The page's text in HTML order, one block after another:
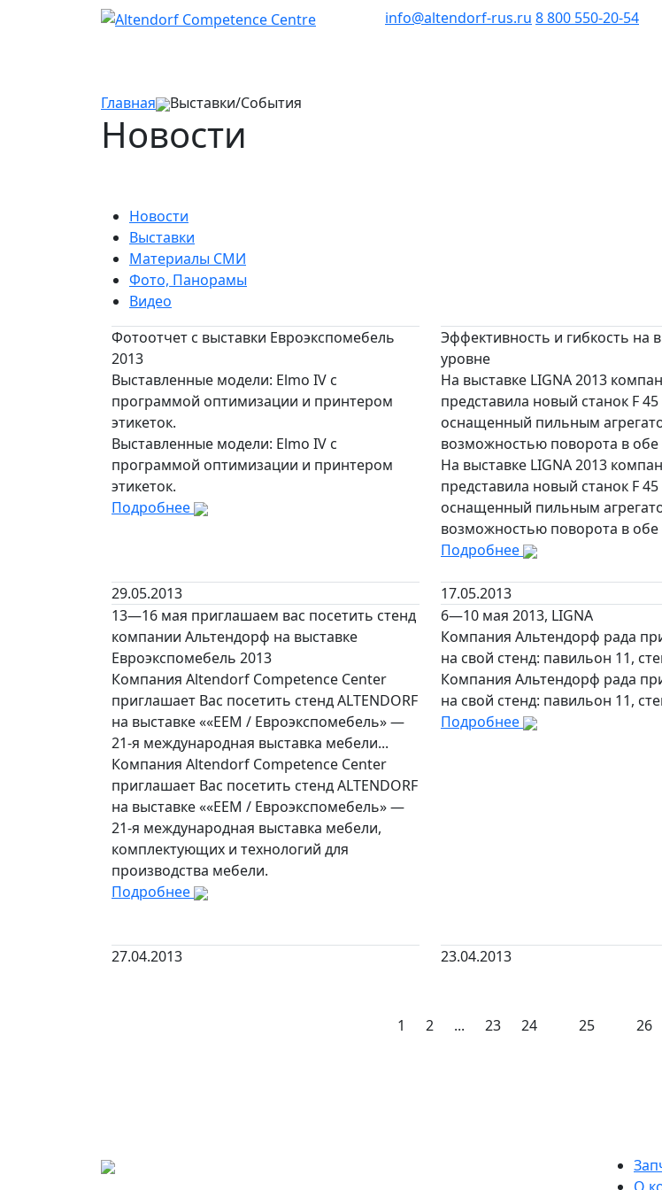
info@altendorf-rus.ru 8 800 550-20-54
Главная Выставки/События
Новости
Новости
Выставки
Материалы СМИ
Фото, Панорамы
Видео
Фотоотчет с выставки Евроэкспомебель
2013
Выставленные модели: Elmo IV с
программой оптимизации и принтером
этикеток.
Выставленные модели: Elmo IV с
программой оптимизации и принтером
этикеток.
Подробнее
29.05.2013
Эффективность и гибкость на
уровне
На выставке LIGNA 2013
представила новый станок F 45
оснащенный пильным
возможностью поворота в обе
На выставке LIGNA 2013
представила новый станок F 45
оснащенный пильным
возможностью поворота в обе
Подробнее
17.05.2013
13—16 мая приглашаем вас посетить стенд
компании Альтендорф на выставке
Евроэкспомебель 2013
Компания Altendorf Competence Center
приглашает Вас посетить стенд ALTENDORF
на выставке ««ЕЕМ / Евроэкспомебель» —
21-я международная выставка мебели...
Компания Altendorf Competence Center
приглашает Вас посетить стенд ALTENDORF
на выставке ««ЕЕМ / Евроэкспомебель» —
21-я международная выставка мебели,
комплектующих и технологий для
производства мебели.
Подробнее
27.04.2013
6—10 мая 2013, LIGNA
Компания Альтендорф рада
на свой стенд: павильон 11,
Компания Альтендорф рада
на свой стенд: павильон 11,
Подробнее
23.04.2013
1 2 ... 23 24 25 26